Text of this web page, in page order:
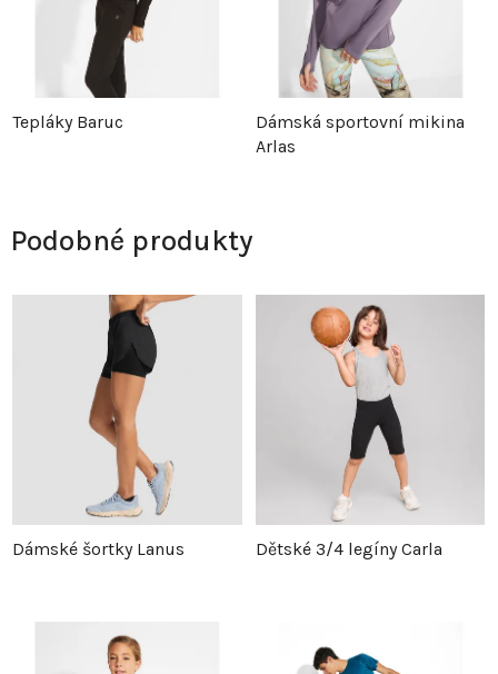
Tepláky Baruc
Dámská sportovní mikina
Arlas
Podobné produkty
Dámské šortky Lanus Dětské 3/4 legíny Carla